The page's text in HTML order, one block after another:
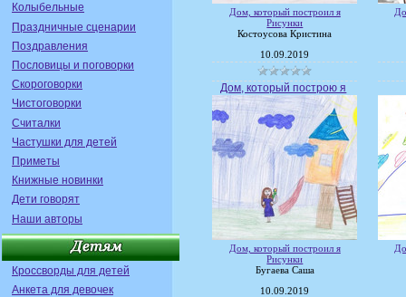
Колыбельные
Праздничные сценарии
Поздравления
Пословицы и поговорки
Скороговорки
Чистоговорки
Считалки
Частушки для детей
Приметы
Книжные новинки
Дети говорят
Наши авторы
Кроссворды для детей
Анкета для девочек
Дом, который построил я
Рисунки
Костоусова Кристина
10.09.2019
Дом, который построю я
Дом, который построил я
Рисунки
Бугаева Саша
10.09.2019